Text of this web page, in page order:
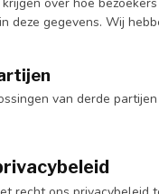
deze gegevens. Wij
van derde